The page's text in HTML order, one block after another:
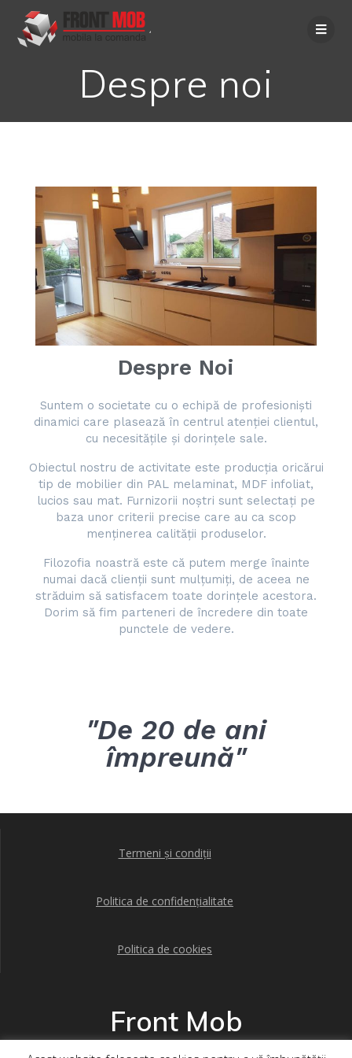
Despre noi
Despre Noi
Suntem o societate cu o echipă de profesioniști
dinamici care plasează în centrul atenției clientul,
cu necesitățile și dorințele sale.
Obiectul nostru de activitate este producția oricărui
tip de mobilier din PAL melaminat, MDF infoliat,
lucios sau mat. Furnizorii noștri sunt selectați pe
baza unor criterii precise care au ca scop
menținerea calității produselor.
Filozofia noastră este că putem merge înainte
numai dacă clienții sunt mulțumiți, de aceea ne
străduim să satisfacem toate dorințele acestora.
Dorim să fim parteneri de încredere din toate
punctele de vedere.
"De 20 de ani
împreună"
Termeni și condiții
Politica de confidențialitate
Politica de cookies
Front Mob